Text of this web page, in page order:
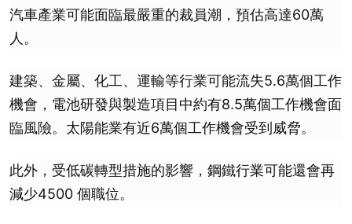
汽車產業可能面臨最嚴重的裁員潮，預估高達60萬
人。
建築、金屬、化工、運輸等行業可能流失5.6萬個工作
機會，電池研發與製造項目中約有8.5萬個工作機會面
臨風險。太陽能業有近6萬個工作機會受到威脅。
此外，受低碳轉型措施的影響，鋼鐵行業可能還會再
減少4500 個職位。